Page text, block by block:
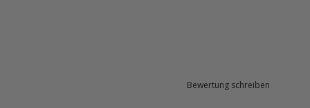
Bewertung schreiben